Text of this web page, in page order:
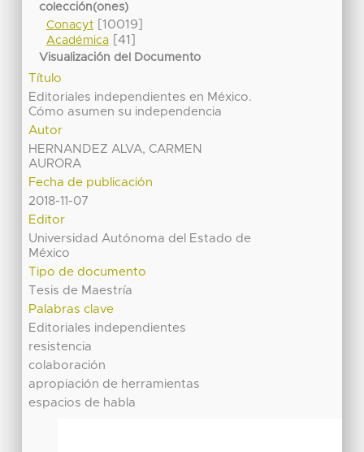
colección(ones)
Conacyt[10019]
Académica[41]
Visualización del Documento
Título
Editoriales independientes en México.
Cómo asumen su independencia
Autor
HERNANDEZ ALVA, CARMEN
AURORA
Fecha de publicación
2018-11-07
Editor
Universidad Autónoma del Estado de
México
Tipo de documento
Tesis de Maestría
Palabras clave
Editoriales independientes
resistencia
colaboración
apropiación de herramientas
espacios de habla